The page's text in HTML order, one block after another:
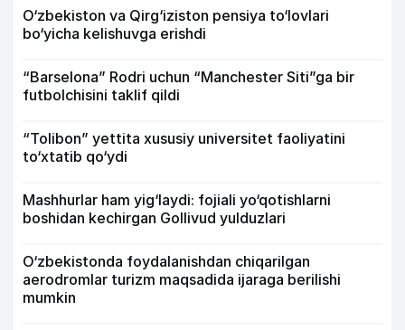
O‘zbekiston va Qirg‘iziston pensiya to‘lovlari
bo‘yicha kelishuvga erishdi
“Barselona” Rodri uchun “Manchester Siti”ga bir
futbolchisini taklif qildi
“Tolibon” yettita xususiy universitet faoliyatini
to‘xtatib qo‘ydi
Mashhurlar ham yig‘laydi: fojiali yo‘qotishlarni
boshidan kechirgan Gollivud yulduzlari
O‘zbekistonda foydalanishdan chiqarilgan
aerodromlar turizm maqsadida ijaraga berilishi
mumkin